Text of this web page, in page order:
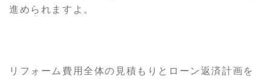
進められますよ。
リフォーム費用全体の見積もりとローン返済計画を